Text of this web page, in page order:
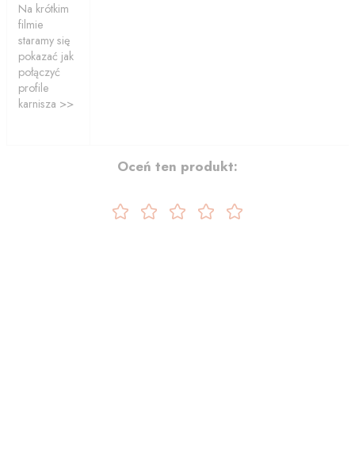
Na krótkim
filmie
staramy się
pokazać jak
połączyć
profile
karnisza >>
Oceń ten produkt: